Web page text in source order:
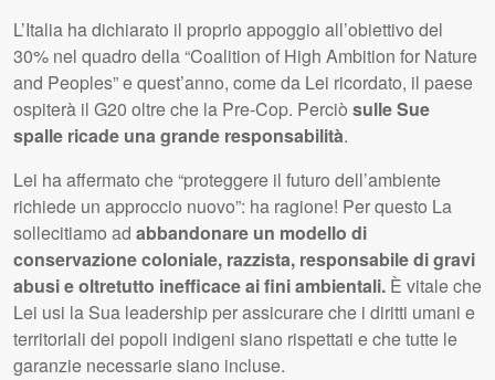
L’Italia ha dichiarato il proprio appoggio all’obiettivo del
30% nel quadro della “Coalition of High Ambition for Nature
and Peoples” e quest’anno, come da Lei ricordato, il paese
ospiterà il G20 oltre che la Pre-Cop. Perciò sulle Sue
spalle ricade una grande responsabilità.
Lei ha affermato che “proteggere il futuro dell’ambiente
richiede un approccio nuovo”: ha ragione! Per questo La
sollecitiamo ad abbandonare un modello di
conservazione coloniale, razzista, responsabile di gravi
abusi e oltretutto inefficace ai fini ambientali. È vitale che
Lei usi la Sua leadership per assicurare che i diritti umani e
territoriali dei popoli indigeni siano rispettati e che tutte le
garanzie necessarie siano incluse.